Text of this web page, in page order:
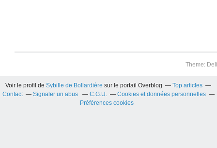
Theme:
Voir le profil deSybille de Bollardière sur le portail Overblog
Top articles
Contact
Signaler un abus C.G.U.
Cookies et données personnelles
Préférences cookies